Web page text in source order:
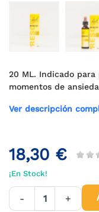
20 ML. Indicado
momentos de
Ver descripción
18,30 €
¡En Stock!
- +